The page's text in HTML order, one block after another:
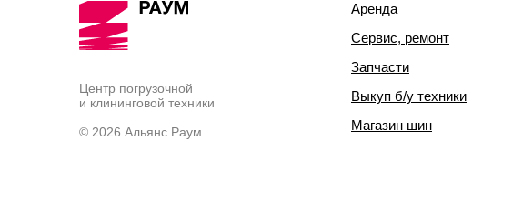
Центр погрузочной
и клининговой техники
© 2026 Альянс Раум
Аренда
Сервис, ремонт
Запчасти
Выкуп б/у техники
Магазин шин